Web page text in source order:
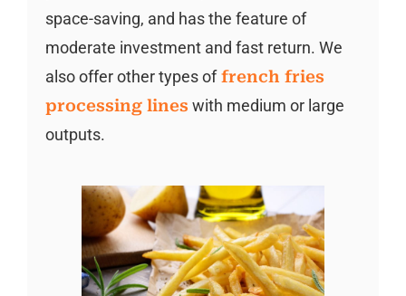
space-saving, and has the feature of
moderate investment and fast return. We
also offer other types offrench fries
processing lines with medium or large
outputs.